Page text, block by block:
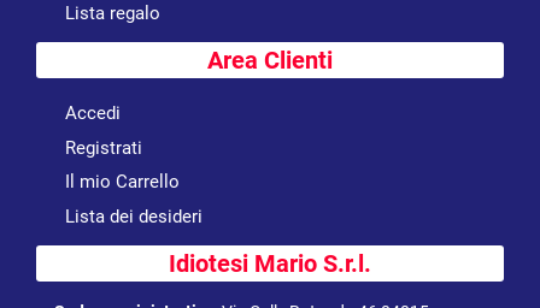
Lista regalo
Area Clienti
Accedi
Registrati
Il mio Carrello
Lista dei desideri
Idiotesi Mario S.r.l.